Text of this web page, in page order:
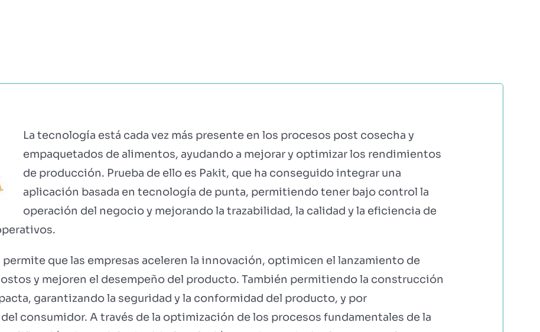
La tecnología está cada vez más presente en los procesos post cosecha y
empaquetados de alimentos, ayudando a mejorar y optimizar los rendimientos
de producción. Prueba de ello es Pakit, que ha conseguido integrar una
aplicación basada en tecnología de punta, permitiendo tener bajo control la
operación del negocio y mejorando la trazabilidad, la calidad y la eficiencia de
que las empresas aceleren la innovación, optimicen el lanzamiento de
y mejoren el desempeño del producto. También permitiendo la construcción
garantizando la seguridad y la conformidad del producto, y por
consumidor. A través de la optimización de los procesos fundamentales de la